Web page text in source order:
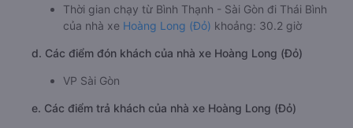
Thời gian chạy từ Bình Thạnh - Sài Gòn đi Thái Bình
của nhà xe Hoàng Long (Đỏ) khoảng: 30.2 giờ
d. Các điểm đón khách của nhà xe Hoàng Long (Đỏ)
VP Sài Gòn
e. Các điểm trả khách của nhà xe Hoàng Long (Đỏ)